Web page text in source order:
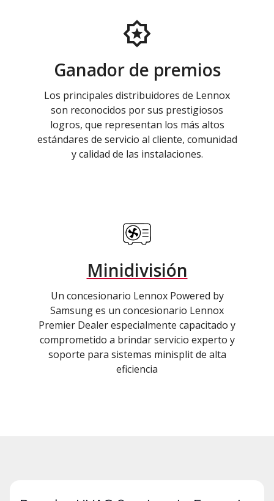
Ganador de premios
Los principales distribuidores de Lennox
son reconocidos por sus prestigiosos
logros, que representan los más altos
estándares de servicio al cliente, comunidad
y calidad de las instalaciones.
Minidivisión
Un concesionario Lennox Powered by
Samsung es un concesionario Lennox
Premier Dealer especialmente capacitado y
comprometido a brindar servicio experto y
soporte para sistemas minisplit de alta
eficiencia